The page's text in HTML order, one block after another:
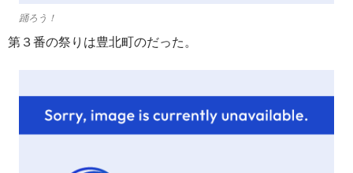
踊ろう！
第３番の祭りは豊北町のだった。